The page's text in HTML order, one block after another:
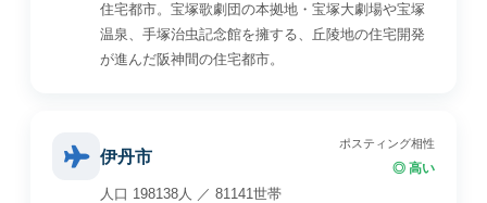
住宅都市。宝塚歌劇団の本拠地・宝塚大劇場や宝塚
温泉、手塚治虫記念館を擁する、丘陵地の住宅開発
が進んだ阪神間の住宅都市。
伊丹市
ポスティング相性
◎ 高い
人口 198138人 ／ 81141世帯